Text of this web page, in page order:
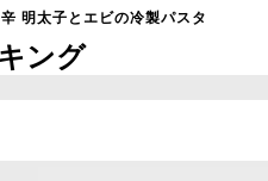
明太子とエビの冷製パスタ
ング